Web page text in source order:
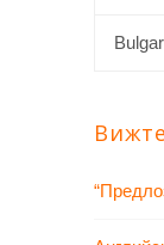
Вижте